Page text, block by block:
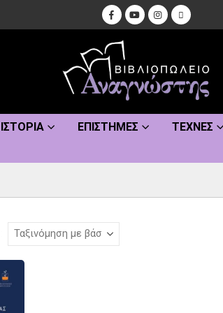
ΙΣΤΟΡΊΑ ΕΠΙΣΤΉΜΕΣ ΤΈΧΝΕΣ